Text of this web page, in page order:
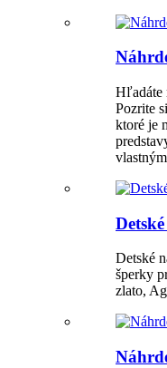
Hľadáte
Pozrite
ktoré je
Detské
šperky
zlato,